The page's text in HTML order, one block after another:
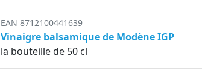
EAN 8712100441639
Vinaigre balsamique de Modène IGP
la bouteille de 50 cl